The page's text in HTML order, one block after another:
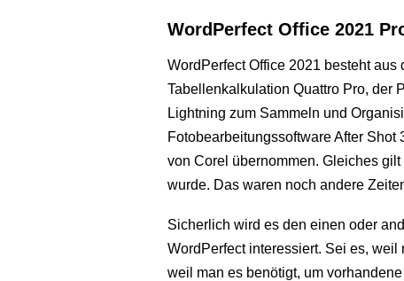
WordPerfect Office 2021
WordPerfect Office 2021 besteht aus
Tabellenkalkulation Quattro Pro, der
Lightning zum Sammeln und
Fotobearbeitungssoftware After
von Corel übernommen. Gleiches
wurde. Das waren noch andere
Sicherlich wird es den einen oder
WordPerfect interessiert. Sei es,
weil man es benötigt, um